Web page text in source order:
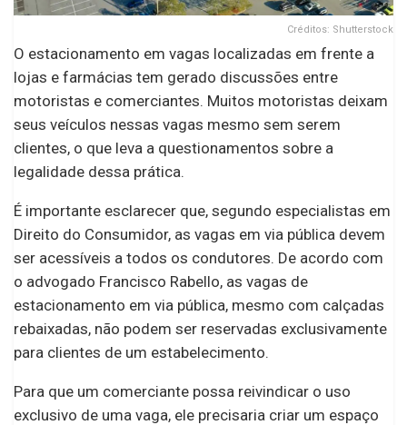
Créditos: Shutterstock
O estacionamento em vagas localizadas em frente a
lojas e farmácias tem gerado discussões entre
motoristas e comerciantes. Muitos motoristas deixam
seus veículos nessas vagas mesmo sem serem
clientes, o que leva a questionamentos sobre a
legalidade dessa prática.
É importante esclarecer que, segundo especialistas em
Direito do Consumidor, as vagas em via pública devem
ser acessíveis a todos os condutores. De acordo com
o advogado Francisco Rabello, as vagas de
estacionamento em via pública, mesmo com calçadas
rebaixadas, não podem ser reservadas exclusivamente
para clientes de um estabelecimento.
Para que um comerciante possa reivindicar o uso
exclusivo de uma vaga, ele precisaria criar um espaço